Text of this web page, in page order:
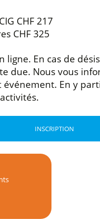
CHF 217
CHF 325
ligne. En cas de
due. Nous vous
En y
INSCRIPTION